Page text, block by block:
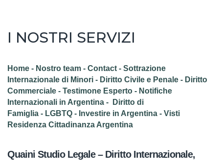
Comunidad LGBT
Contacto
I NOSTRI SERVIZI
Home - Nostro team - Contact - Sottrazione
Internazionale di Minori - Diritto Civile e Penale - Diritto
Commerciale - Testimone Esperto - Notifiche
Internazionali in Argentina -
Diritto di
Famiglia - LGBTQ - Investire in Argentina - Visti
Residenza Cittadinanza Argentina
Quaini Studio Legale – Diritto Internazionale,